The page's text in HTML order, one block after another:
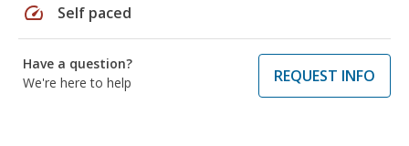
speed Self paced
Have a question?
We're here to help
REQUEST INFO